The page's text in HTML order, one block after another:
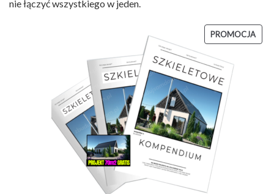
nie łączyć wszystkiego w jeden.
PROMOCJA